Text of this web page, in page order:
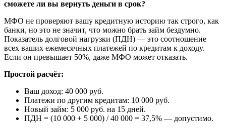
сможете ли вы вернуть деньги в срок?
МФО не проверяют вашу кредитную историю так строго, как
банки, но это не значит, что можно брать займ бездумно.
Показатель долговой нагрузки (ПДН) — это соотношение
всех ваших ежемесячных платежей по кредитам к доходу.
Если он превышает 50%, даже МФО может отказать.
Простой расчёт:
Ваш доход: 40 000 руб.
Платежи по другим кредитам: 10 000 руб.
Новый займ: 5 000 руб. на 15 дней.
ПДН = (10 000 + 5 000) / 40 000 = 37,5% — допустимо.